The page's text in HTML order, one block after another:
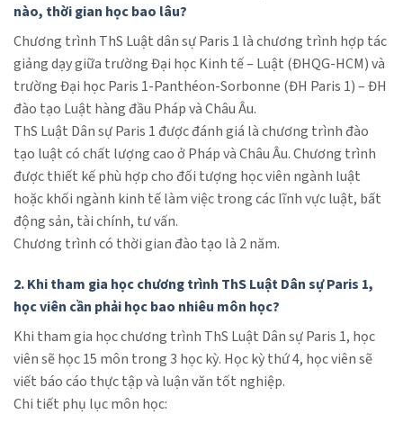
nào, thời gian học bao lâu?
Chương trình ThS Luật dân sự Paris 1 là chương trình hợp tác
giảng dạy giữa trường Đại học Kinh tế – Luật (ĐHQG-HCM) và
trường Đại học Paris 1-Panthéon-Sorbonne (ĐH Paris 1) – ĐH
đào tạo Luật hàng đầu Pháp và Châu Âu.
ThS Luật Dân sự Paris 1 được đánh giá là chương trình đào
tạo luật có chất lượng cao ở Pháp và Châu Âu. Chương trình
được thiết kế phù hợp cho đối tượng học viên ngành luật
hoặc khối ngành kinh tế làm việc trong các lĩnh vực luật, bất
động sản, tài chính, tư vấn.
Chương trình có thời gian đào tạo là 2 năm.
2. Khi tham gia học chương trình ThS Luật Dân sự Paris 1,
học viên cần phải học bao nhiêu môn học?
Khi tham gia học chương trình ThS Luật Dân sự Paris 1, học
viên sẽ học 15 môn trong 3 học kỳ. Học kỳ thứ 4, học viên sẽ
viết báo cáo thực tập và luận văn tốt nghiệp.
Chi tiết phụ lục môn học: